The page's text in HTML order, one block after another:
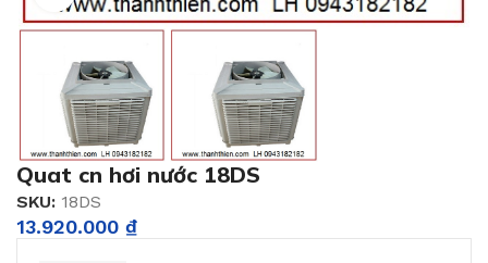
Quat cn hơi nước 18DS
SKU: 18DS
13.920.000 ₫